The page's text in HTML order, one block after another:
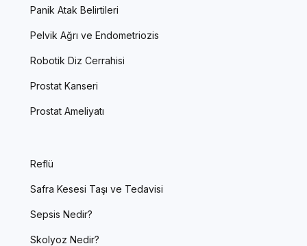
Panik Atak Belirtileri
Pelvik Ağrı ve Endometriozis
Robotik Diz Cerrahisi
Prostat Kanseri
Prostat Ameliyatı
Reflü
Safra Kesesi Taşı ve Tedavisi
Sepsis Nedir?
Skolyoz Nedir?